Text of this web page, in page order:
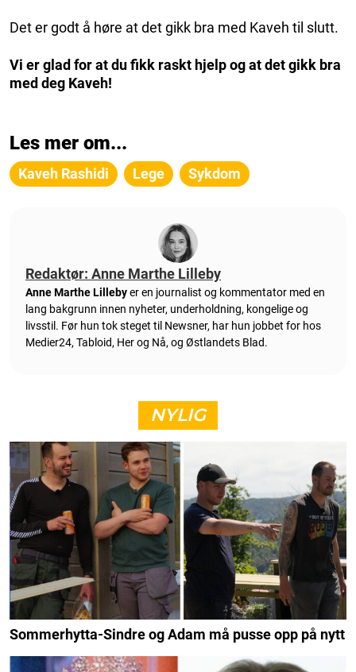
Det er godt å høre at det gikk bra med Kaveh til slutt.
Vi er glad for at du fikk raskt hjelp og at det gikk bra
med deg Kaveh!
Les mer om...
Kaveh Rashidi Lege Sykdom
Redaktør: Anne Marthe Lilleby
Anne Marthe Lillebyer en journalist og kommentator med en
lang bakgrunn innen nyheter, underholdning, kongelige og
livsstil. Før hun tok steget til Newsner, har hun jobbet for hos
Medier24, Tabloid, Her og Nå, og Østlandets Blad.
NYLIG
Sommerhytta-Sindre og Adam må pusse opp på nytt